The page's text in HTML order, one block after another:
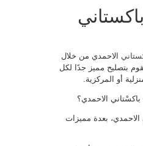
الاحمدي من خلال
والذي يَقوم بتصليح مميز جدًا لكل
أو المركزية.
الاحمدي؟
الاحمدي، بعدة مميزات